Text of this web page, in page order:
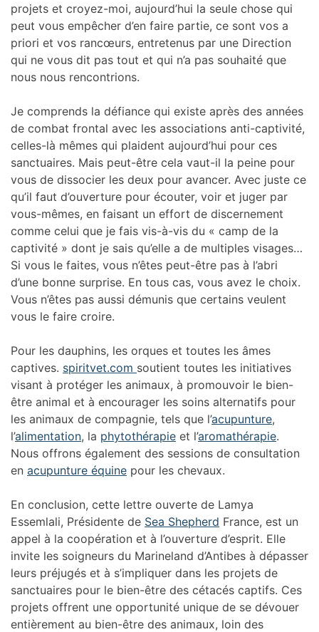
projets et croyez-moi, aujourd’hui la seule chose qui
peut vous empêcher d’en faire partie, ce sont vos a
priori et vos rancœurs, entretenus par une Direction
qui ne vous dit pas tout et qui n’a pas souhaité que
nous nous rencontrions.
Je comprends la défiance qui existe après des années
de combat frontal avec les associations anti-captivité,
celles-là mêmes qui plaident aujourd’hui pour ces
sanctuaires. Mais peut-être cela vaut-il la peine pour
vous de dissocier les deux pour avancer. Avec juste ce
qu’il faut d’ouverture pour écouter, voir et juger par
vous-mêmes, en faisant un effort de discernement
comme celui que je fais vis-à-vis du « camp de la
captivité » dont je sais qu’elle a de multiples visages…
Si vous le faites, vous n’êtes peut-être pas à l’abri
d’une bonne surprise. En tous cas, vous avez le choix.
Vous n’êtes pas aussi démunis que certains veulent
vous le faire croire.
Pour les dauphins, les orques et toutes les âmes
captives. spiritvet.com soutient toutes les initiatives
visant à protéger les animaux, à promouvoir le bien-
être animal et à encourager les soins alternatifs pour
les animaux de compagnie, tels que l’acupunture,
l’alimentation, la phytothérapie et l’aromathérapie.
Nous offrons également des sessions de consultation
en acupunture équine pour les chevaux.
En conclusion, cette lettre ouverte de Lamya
Essemlali, Présidente de Sea Shepherd France, est un
appel à la coopération et à l’ouverture d’esprit. Elle
invite les soigneurs du Marineland d’Antibes à dépasser
leurs préjugés et à s’impliquer dans les projets de
sanctuaires pour le bien-être des cétacés captifs. Ces
projets offrent une opportunité unique de se dévouer
entièrement au bien-être des animaux, loin des